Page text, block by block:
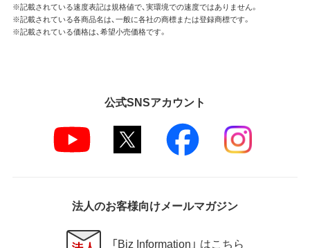
※記載されている速度表記は規格値で、実環境での速度ではありません。
※記載されている各商品名は、一般に各社の商標または登録商標です。
※記載されている価格は、希望小売価格です。
公式SNSアカウント
法人のお客様向けメールマガジン
「Biz Information」 はこちら